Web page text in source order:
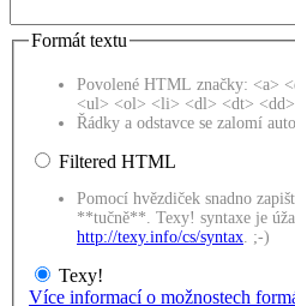
Formát textu
Povolené HTML značky: <a>
<ul> <ol> <li> <dl> <dt> <dd>
Řádky a odstavce se zalomí
Filtered HTML
Pomocí hvězdiček snadno
**tučně**. Texy! syntaxe je
http://texy.info/cs/syntax . ;-)
Texy!
Více informací o možnostech